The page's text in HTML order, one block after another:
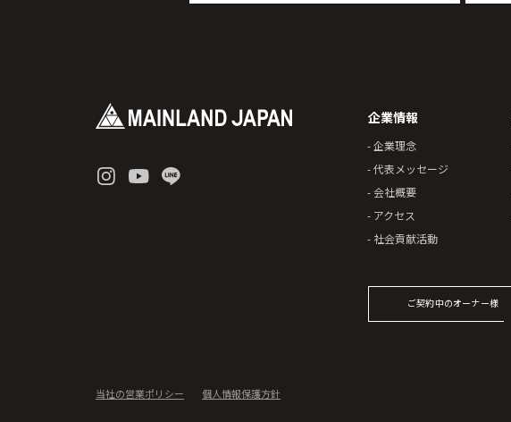
企業情報
- 企業理念
- 代表メッセージ
- 会社概要
- アクセス
- 社会貢献活動
ご契約中のオーナー様
当社の営業ポリシー 個人情報保護方針